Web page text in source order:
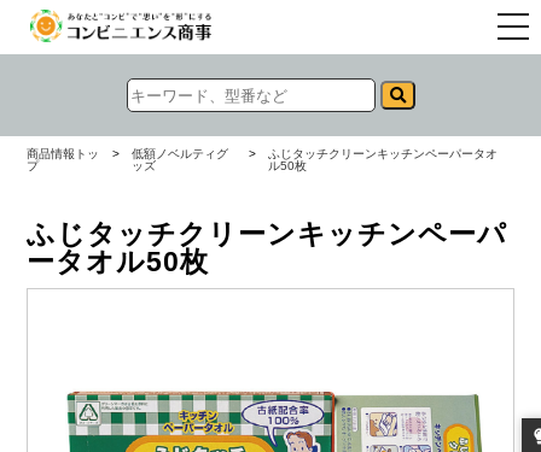
商品情報トッ
プ
>
低額ノベルティグ
ッズ
>
ふじタッチクリーンキッチンペーパータオ
ル50枚
ふじタッチクリーンキッチンペーパ
ータオル50枚